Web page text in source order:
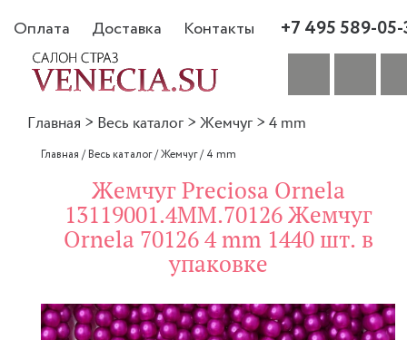
Оплата Доставка Контакты +7 495 589-
Главная > Весь каталог > Жемчуг > 4 mm
Главная /Весь каталог/Жемчуг/4 mm
Жемчуг Preciosa Ornela
13119001.4MM.70126 Жемчуг
Ornela 70126 4 mm 1440 шт. в
упаковке